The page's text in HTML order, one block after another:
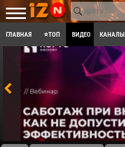
ГЛАВНАЯ ⭐ТОП ВИДЕО КАНАЛЫ